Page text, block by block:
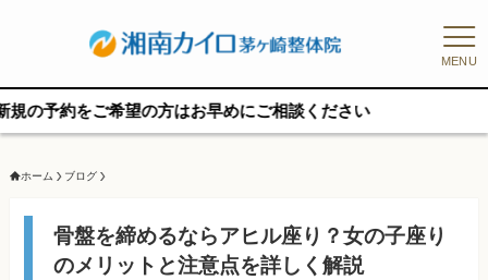
MENU
望の方はお早めにご相談ください
ホーム ブログ
骨盤を締めるならアヒル座り？女の子座り
のメリットと注意点を詳しく解説